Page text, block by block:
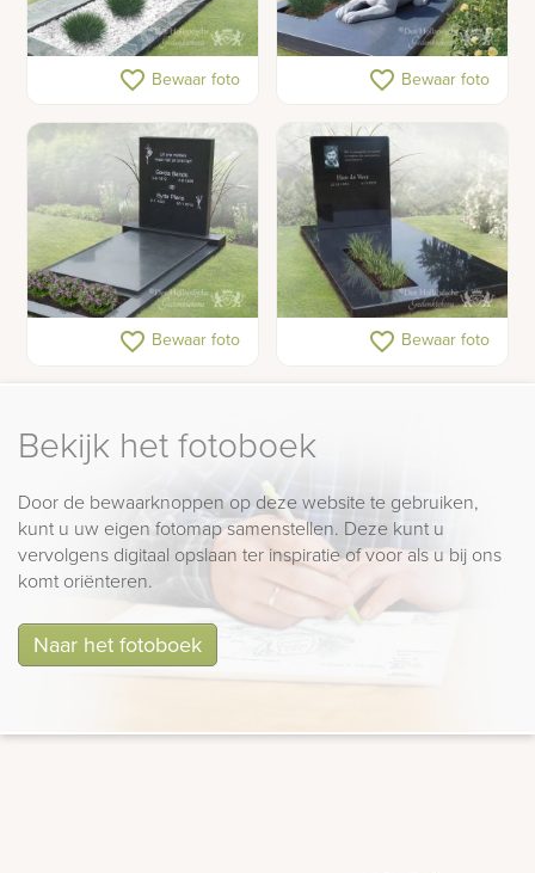
Warm gedenkteken met
brons en rvs paardje
favorite_border Bewaar foto
Familie grafsteen met
beeld van een hond
favorite_border Bewaar foto
Moderne grafsteen met
rustige uitstraling
favorite_border Bewaar foto
Zwart modern glanzend
grafmonument
favorite_border Bewaar foto
Bekijk het fotoboek
Door de bewaarknoppen op deze website te gebruiken,
kunt u uw eigen fotomap samenstellen. Deze kunt u
vervolgens digitaal opslaan ter inspiratie of voor als u bij ons
komt oriënteren.
Naar het fotoboek